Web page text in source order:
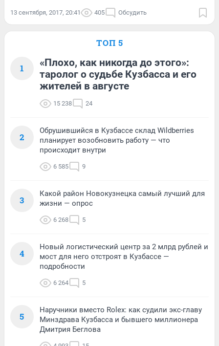
13 сентября, 2017, 20:41 405 Обсудить
ТОП 5
1
«Плохо, как никогда до этого»:
таролог о судьбе Кузбасса и его
жителей в августе
15 238 24
2
Обрушившийся в Кузбассе склад Wildberries
планирует возобновить работу — что
происходит внутри
6 585 9
3
Какой район Новокузнецка самый лучший для
жизни — опрос
6 268 5
4
Новый логистический центр за 2 млрд рублей и
мост для него отстроят в Кузбассе —
подробности
6 264 5
5
Наручники вместо Rolex: как судили экс-главу
Минздрава Кузбасса и бывшего миллионера
Дмитрия Беглова